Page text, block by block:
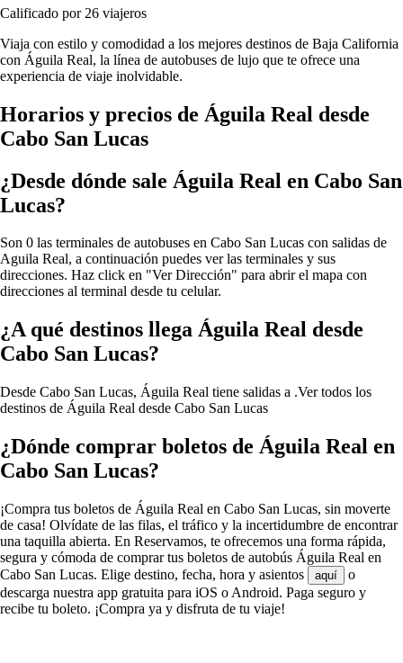
Calificado por 26 viajeros
Viaja con estilo y comodidad a los mejores destinos de Baja California
con Águila Real, la línea de autobuses de lujo que te ofrece una
experiencia de viaje inolvidable.
Horarios y precios de Águila Real desde
Cabo San Lucas
¿Desde dónde sale Águila Real en Cabo San
Lucas?
Son 0 las terminales de autobuses en Cabo San Lucas con salidas de
Aguila Real, a continuación puedes ver las terminales y sus
direcciones. Haz click en "Ver Dirección" para abrir el mapa con
direcciones al terminal desde tu celular.
¿A qué destinos llega Águila Real desde
Cabo San Lucas?
Desde Cabo San Lucas, Águila Real tiene salidas a .Ver todos los
destinos de Águila Real desde Cabo San Lucas
¿Dónde comprar boletos de Águila Real en
Cabo San Lucas?
¡Compra tus boletos de Águila Real en Cabo San Lucas, sin moverte
de casa! Olvídate de las filas, el tráfico y la incertidumbre de encontrar
una taquilla abierta. En Reservamos, te ofrecemos una forma rápida,
segura y cómoda de comprar tus boletos de autobús Águila Real en
Cabo San Lucas. Elige destino, fecha, hora y asientos
aquí
o
descarga nuestra app gratuita para iOS o Android. Paga seguro y
recibe tu boleto. ¡Compra ya y disfruta de tu viaje!